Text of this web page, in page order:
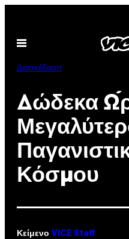
περιεχόμενο
Ανοίξτε
Διασκέδαση
Δώδεκα
Κόσμου
Κείμενο VICE Staff